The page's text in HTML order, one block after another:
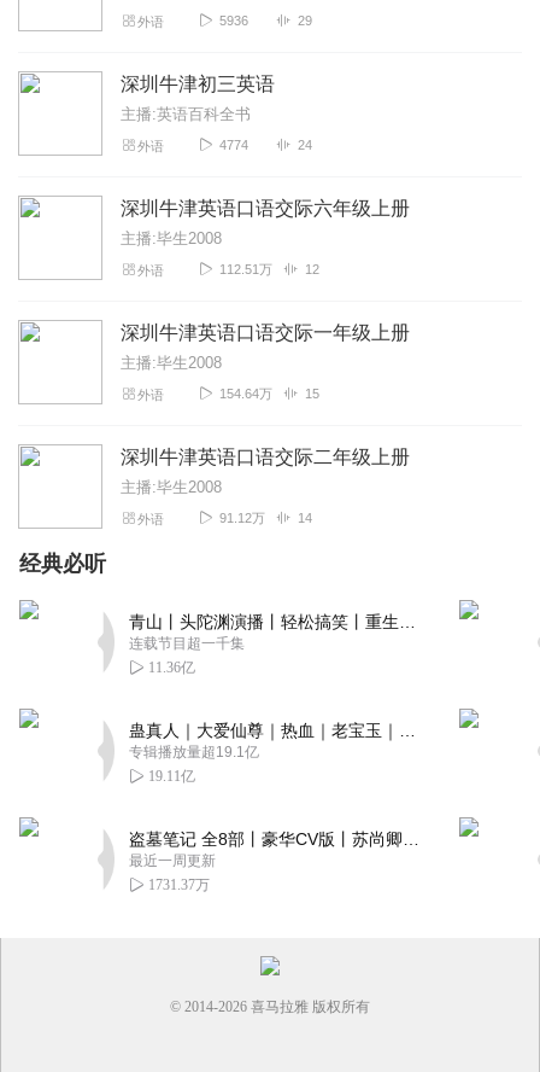
外语 5936 29
深圳牛津初三英语
主播:英语百科全书
外语 4774 24
深圳牛津英语口语交际六年级上册
主播:毕生2008
外语 112.51万 12
深圳牛津英语口语交际一年级上册
主播:毕生2008
外语 154.64万 15
深圳牛津英语口语交际二年级上册
主播:毕生2008
外语 91.12万 14
经典必听
连载节目超一千集
11.36亿
专辑播放量超19.1亿
19.11亿
最近一周更新
1731.37万
© 2014-2026 喜马拉雅 版权所有